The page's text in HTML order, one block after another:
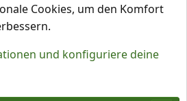
Cookies, um den Komfort
und konfiguriere deine